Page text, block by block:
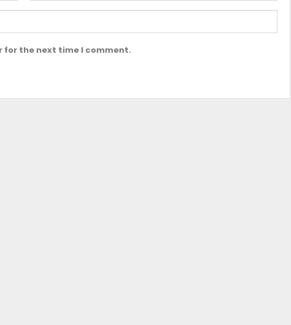
for the next time I comment.